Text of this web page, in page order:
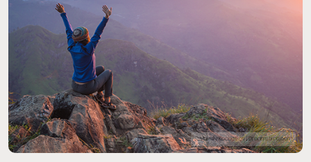
© Vassiliy Kochetkov | Dreamstime.com